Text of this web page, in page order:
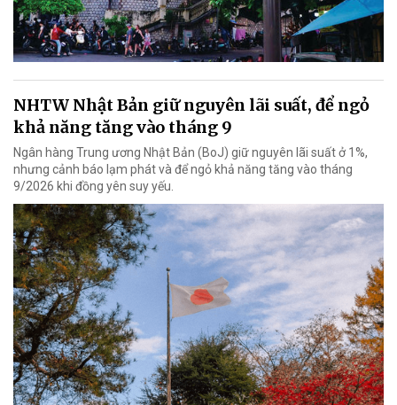
NHTW Nhật Bản giữ nguyên lãi suất, để ngỏ
khả năng tăng vào tháng 9
Ngân hàng Trung ương Nhật Bản (BoJ) giữ nguyên lãi suất ở 1%,
nhưng cảnh báo lạm phát và để ngỏ khả năng tăng vào tháng
9/2026 khi đồng yên suy yếu.